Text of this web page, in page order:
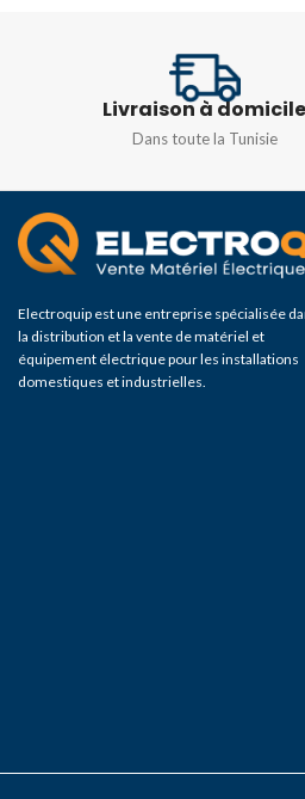
Monophasé 230v
Blanc
Livraison à domicile
Dans toute la Tunisie
Electroquip est une entreprise spécialisée
la distribution et la vente de matériel et
équipement électrique pour les installations
domestiques et industrielles.